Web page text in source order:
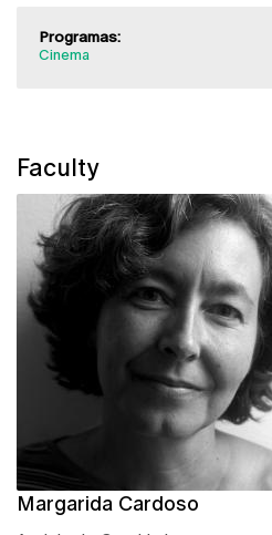
Programas:
Cinema
Faculty
Margarida Cardoso